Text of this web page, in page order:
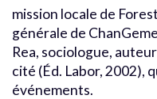
mission locale de
générale de
Rea, sociologue,
cité (Éd. Labor, 2002),
événements.